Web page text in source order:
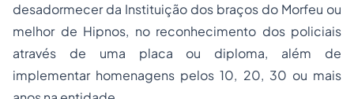
desadormecer da Instituição dos braços do Morfeu ou
melhor de Hipnos, no reconhecimento dos policiais
através de uma placa ou diploma, além de
implementar homenagens pelos 10, 20, 30 ou mais